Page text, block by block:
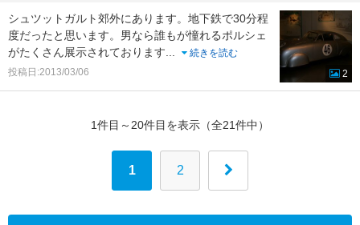
シュツットガルト郊外にあります。地下鉄で30分程
度だったと思います。男なら誰もが憧れるポルシェ
がたくさん展示されております
続きを読む
投稿日:2013/03/06
2
1件目～20件目を表示（全21件中）
1 2